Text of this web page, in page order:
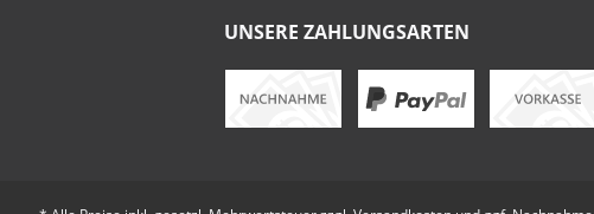
UNSERE ZAHLUNGSARTEN